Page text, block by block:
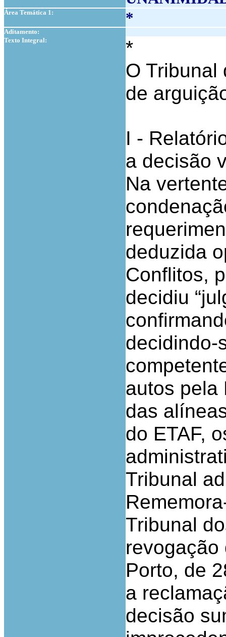
Área Temática 1: *
Aditamento:
Texto Integral:
*
O Tribunal
de
I -
a decisão
Na
deduzida
Conflitos,
decidiu
decidindo-
autos pela
das
do ETAF,
Tribunal
Tribunal
revogação
Porto, de
a
decisão